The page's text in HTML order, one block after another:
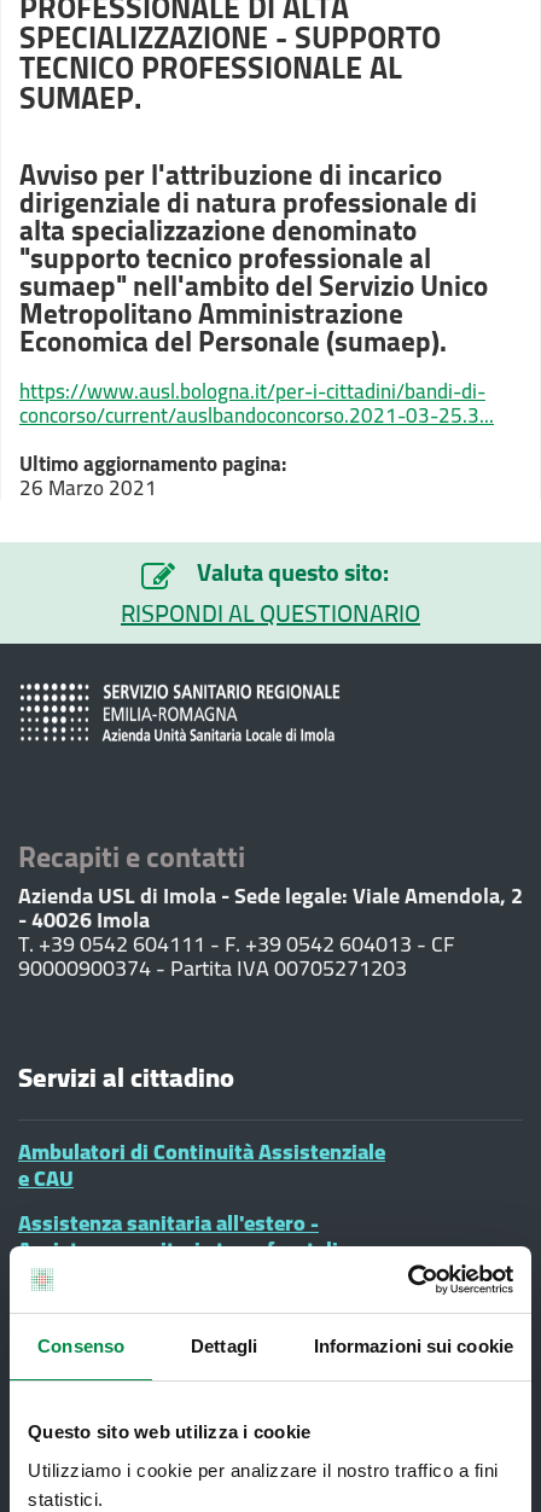
Consenso Dettagli Informazioni sui cookie
Questo sito web utilizza i cookie
Utilizziamo i cookie per analizzare il nostro traffico a fini
statistici.
SPECIALIZZAZIONE - SUPPORTO
TECNICO PROFESSIONALE AL
SUMAEP.
Avviso per l'attribuzione di incarico
dirigenziale di natura professionale di
alta specializzazione denominato
"supporto tecnico professionale al
sumaep" nell'ambito del Servizio Unico
Metropolitano Amministrazione
Economica del Personale (sumaep).
https://www.ausl.bologna.it/per-i-cittadini/bandi-di-
concorso/current/auslbandoconcorso.2021-03-25.3...
Ultimo aggiornamento pagina:
26 Marzo 2021
Valuta questo sito:
RISPONDI AL QUESTIONARIO
Recapiti e contatti
Azienda USL di Imola - Sede legale: Viale Amendola, 2
- 40026 Imola
T. +39 0542 604111 - F. +39 0542 604013 - CF
90000900374 - Partita IVA 00705271203
Servizi al cittadino
Ambulatori di Continuità Assistenziale
e CAU
Assistenza sanitaria all'estero -
Assistenza sanitaria transfrontaliera
Consultorio Familiare
Direzione Assistenza Farmaceutica
Finanziamenti
Lauree Professioni Sanitarie
Medici e Pediatri di Famiglia